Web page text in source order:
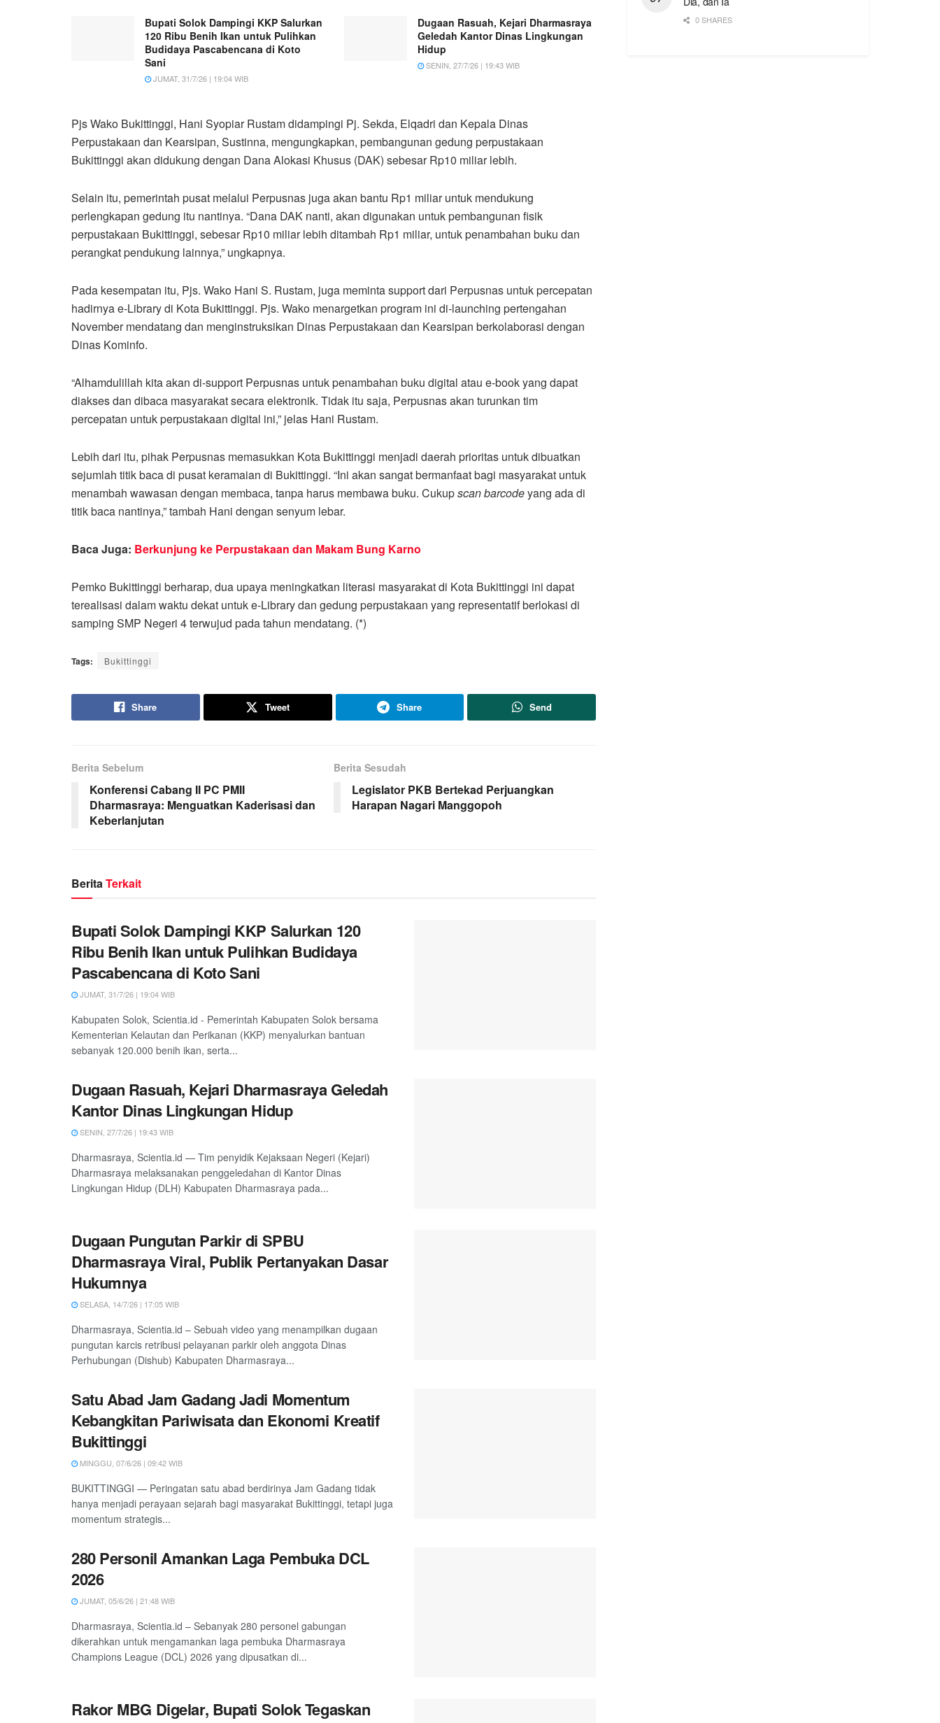
Bupati Solok Dampingi KKP Salurkan
120 Ribu Benih Ikan untuk Pulihkan
Budidaya Pascabencana di Koto
Sani
JUMAT, 31/7/26 | 19:04 WIB
Dugaan Rasuah, Kejari Dharmasraya
Geledah Kantor Dinas Lingkungan
Hidup
SENIN, 27/7/26 | 19:43 WIB
Pjs Wako Bukittinggi, Hani Syopiar Rustam didampingi Pj. Sekda, Elqadri dan Kepala Dinas
Perpustakaan dan Kearsipan, Sustinna, mengungkapkan, pembangunan gedung perpustakaan
Bukittinggi akan didukung dengan Dana Alokasi Khusus (DAK) sebesar Rp10 miliar lebih.
Selain itu, pemerintah pusat melalui Perpusnas juga akan bantu Rp1 miliar untuk mendukung
perlengkapan gedung itu nantinya. “Dana DAK nanti, akan digunakan untuk pembangunan fisik
perpustakaan Bukittinggi, sebesar Rp10 miliar lebih ditambah Rp1 miliar, untuk penambahan buku dan
perangkat pendukung lainnya,” ungkapnya.
Pada kesempatan itu, Pjs. Wako Hani S. Rustam, juga meminta support dari Perpusnas untuk percepatan
hadirnya e-Library di Kota Bukittinggi. Pjs. Wako menargetkan program ini di-launching pertengahan
November mendatang dan menginstruksikan Dinas Perpustakaan dan Kearsipan berkolaborasi dengan
Dinas Kominfo.
“Alhamdulillah kita akan di-support Perpusnas untuk penambahan buku digital atau e-book yang dapat
diakses dan dibaca masyarakat secara elektronik. Tidak itu saja, Perpusnas akan turunkan tim
percepatan untuk perpustakaan digital ini,” jelas Hani Rustam.
Lebih dari itu, pihak Perpusnas memasukkan Kota Bukittinggi menjadi daerah prioritas untuk dibuatkan
sejumlah titik baca di pusat keramaian di Bukittinggi. “Ini akan sangat bermanfaat bagi masyarakat untuk
menambah wawasan dengan membaca, tanpa harus membawa buku. Cukupscan barcodeyang ada di
titik baca nantinya,” tambah Hani dengan senyum lebar.
Baca Juga: Berkunjung ke Perpustakaan dan Makam Bung Karno
Pemko Bukittinggi berharap, dua upaya meningkatkan literasi masyarakat di Kota Bukittinggi ini dapat
terealisasi dalam waktu dekat untuk e-Library dan gedung perpustakaan yang representatif berlokasi di
samping SMP Negeri 4 terwujud pada tahun mendatang. (*)
Tags: Bukittinggi
Share Tweet Share Send
Berita Sebelum
Konferensi Cabang II PC PMII
Dharmasraya: Menguatkan Kaderisasi dan
Keberlanjutan
Berita Sesudah
Legislator PKB Bertekad Perjuangkan
Harapan Nagari Manggopoh
BeritaTerkait
Bupati Solok Dampingi KKP Salurkan 120
Ribu Benih Ikan untuk Pulihkan Budidaya
Pascabencana di Koto Sani
JUMAT, 31/7/26 | 19:04 WIB
Kabupaten Solok, Scientia.id - Pemerintah Kabupaten Solok bersama
Kementerian Kelautan dan Perikanan (KKP) menyalurkan bantuan
sebanyak 120.000 benih ikan, serta...
Dugaan Rasuah, Kejari Dharmasraya Geledah
Kantor Dinas Lingkungan Hidup
SENIN, 27/7/26 | 19:43 WIB
Dharmasraya, Scientia.id — Tim penyidik Kejaksaan Negeri (Kejari)
Dharmasraya melaksanakan penggeledahan di Kantor Dinas
Lingkungan Hidup (DLH) Kabupaten Dharmasraya pada...
Dugaan Pungutan Parkir di SPBU
Dharmasraya Viral, Publik Pertanyakan Dasar
Hukumnya
SELASA, 14/7/26 | 17:05 WIB
Dharmasraya, Scientia.id – Sebuah video yang menampilkan dugaan
pungutan karcis retribusi pelayanan parkir oleh anggota Dinas
Perhubungan (Dishub) Kabupaten Dharmasraya...
Satu Abad Jam Gadang Jadi Momentum
Kebangkitan Pariwisata dan Ekonomi Kreatif
Bukittinggi
MINGGU, 07/6/26 | 09:42 WIB
BUKITTINGGI — Peringatan satu abad berdirinya Jam Gadang tidak
hanya menjadi perayaan sejarah bagi masyarakat Bukittinggi, tetapi juga
momentum strategis...
280 Personil Amankan Laga Pembuka DCL
2026
JUMAT, 05/6/26 | 21:48 WIB
Dharmasraya, Scientia.id – Sebanyak 280 personel gabungan
dikerahkan untuk mengamankan laga pembuka Dharmasraya
Champions League (DCL) 2026 yang dipusatkan di...
Rakor MBG Digelar, Bupati Solok Tegaskan
0 SHARES